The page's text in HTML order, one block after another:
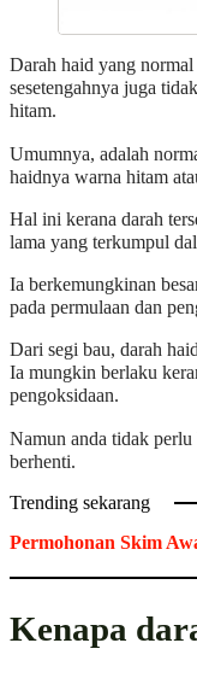
Darah haid yang
sesetengahnya juga
hitam.
Umumnya, adalah
haidnya warna hitam
Hal ini kerana darah
lama yang terkumpul
Ia berkemungkinan
pada permulaan dan
Dari segi bau, darah
Ia mungkin berlaku
pengoksidaan.
Namun anda tidak
berhenti.
Trending sekarang
Permohonan Skim
Kenapa